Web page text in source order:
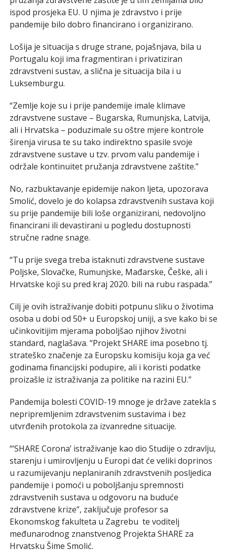
ispod prosjeka EU. U njima je zdravstvo i prije
pandemije bilo dobro financirano i organizirano.
Lošija je situacija s druge strane, pojašnjava, bila u
Portugalu koji ima fragmentiran i privatiziran
zdravstveni sustav, a slična je situacija bila i u
Luksemburgu.
“Zemlje koje su i prije pandemije imale klimave
zdravstvene sustave – Bugarska, Rumunjska, Latvija,
ali i Hrvatska – poduzimale su oštre mjere kontrole
širenja virusa te su tako indirektno spasile svoje
zdravstvene sustave u tzv. prvom valu pandemije i
održale kontinuitet pružanja zdravstvene zaštite.”
No, razbuktavanje epidemije nakon ljeta, upozorava
Smolić, dovelo je do kolapsa zdravstvenih sustava koji
su prije pandemije bili loše organizirani, nedovoljno
financirani ili devastirani u pogledu dostupnosti
stručne radne snage.
“Tu prije svega treba istaknuti zdravstvene sustave
Poljske, Slovačke, Rumunjske, Mađarske, Češke, ali i
Hrvatske koji su pred kraj 2020. bili na rubu raspada.”
Cilj je ovih istraživanje dobiti potpunu sliku o životima
osoba u dobi od 50+ u Europskoj uniji, a sve kako bi se
učinkovitijim mjerama poboljšao njihov životni
standard, naglašava. “Projekt SHARE ima posebno tj.
strateško značenje za Europsku komisiju koja ga već
godinama financijski podupire, ali i koristi podatke
proizašle iz istraživanja za politike na razini EU.”
Pandemija bolesti COVID-19 mnoge je države zatekla s
nepripremljenim zdravstvenim sustavima i bez
utvrđenih protokola za izvanredne situacije.
“‘SHARE Corona’ istraživanje kao dio Studije o zdravlju,
starenju i umirovljenju u Europi dat će veliki doprinos
u razumijevanju neplaniranih zdravstvenih posljedica
pandemije i pomoći u poboljšanju spremnosti
zdravstvenih sustava u odgovoru na buduće
zdravstvene krize”, zaključuje profesor sa
Ekonomskog fakulteta u Zagrebu te voditelj
međunarodnog znanstvenog Projekta SHARE za
Hrvatsku Šime Smolić.